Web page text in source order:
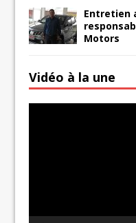
Entretien
Motors
Vidéo à la une